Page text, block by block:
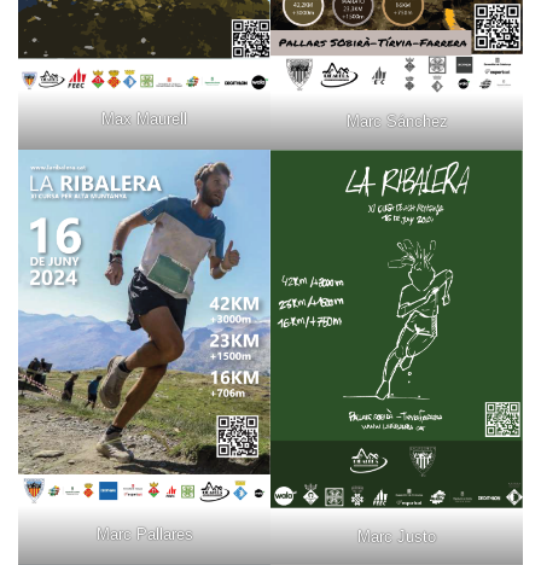
Max Maurell Marc Sánchez
Marc Pallares Marc Justo